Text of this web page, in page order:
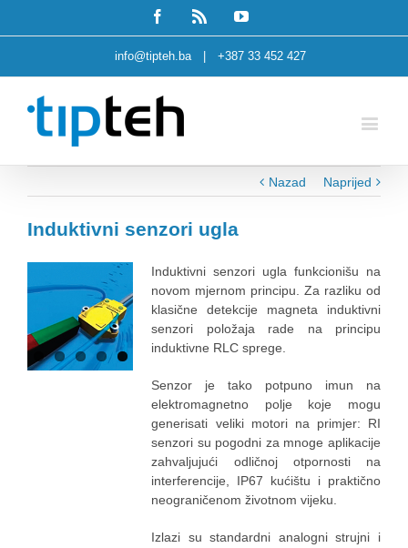
Facebook Youtube
info@tipteh.ba +387 33 452 427
Nazad Naprijed
Induktivni senzori ugla
Induktivni senzori ugla funkcionišu na
novom mjernom principu. Za razliku od
klasične detekcije magneta induktivni
senzori položaja rade na principu
induktivne RLC sprege.
Senzor je tako potpuno imun na
elektromagnetno polje koje mogu
generisati veliki motori na primjer: RI
senzori su pogodni za mnoge aplikacije
zahvaljujući odličnoj otpornosti na
interferencije, IP67 kućištu i praktično
neograničenom životnom vijeku.
Izlazi su standardni analogni strujni i